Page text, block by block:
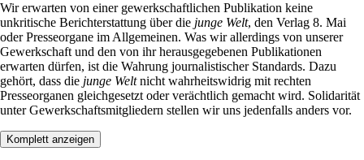
Wir erwarten von einer gewerkschaftlichen Publikation keine
unkritische Berichterstattung über die junge Welt, den Verlag 8. Mai
oder Presseorgane im Allgemeinen. Was wir allerdings von unserer
Gewerkschaft und den von ihr herausgegebenen Publikationen
erwarten dürfen, ist die Wahrung journalistischer Standards. Dazu
gehört, dass die junge Weltnicht wahrheitswidrig mit rechten
Presseorganen gleichgesetzt oder verächtlich gemacht wird. Solidarität
unter Gewerkschaftsmitgliedern stellen wir uns jedenfalls anders vor.
Komplett anzeigen